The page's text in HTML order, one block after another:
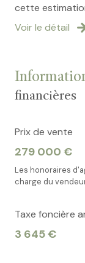
cette
Voir le détail
financières
Prix de vente
279 000 €
Les honoraires
charge du
Taxe foncière
3 645 €